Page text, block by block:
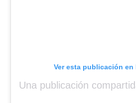
Ver esta publicación en